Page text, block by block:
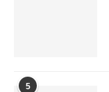
5